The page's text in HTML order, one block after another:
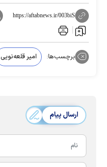
https://aftabnews.ir/003biS
برچسب‌ها: امیر قلعه‌نویی
ارسال پیام